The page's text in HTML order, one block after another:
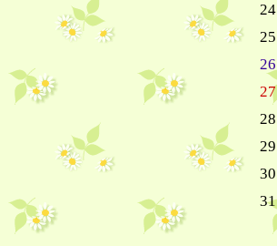
24
25
26
27
28
29
30
31